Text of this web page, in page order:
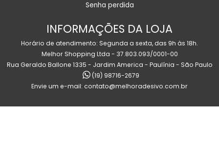
Senha perdida
INFORMAÇÕES DA LOJA
Horário de atendimento: Segunda a sexta, das 9h às 18h.
Melhor Shopping Ltda - 37.803.093/0001-00
Rua Geraldo Ballone 1335 - Jardim America - Paulínia - São Paulo
(19) 98716-2679
Envie um e-mail: contato@melhoradesivo.com.br